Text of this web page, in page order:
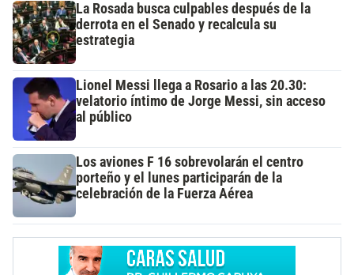
La Rosada busca culpables después de la
derrota en el Senado y recalcula su
estrategia
Lionel Messi llega a Rosario a las 20.30:
velatorio íntimo de Jorge Messi, sin acceso
al público
Los aviones F 16 sobrevolarán el centro
porteño y el lunes participarán de la
celebración de la Fuerza Aérea